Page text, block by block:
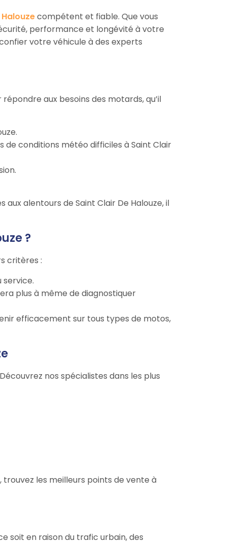
compétent et fiable. Que vous
performance et longévité à votre
votre véhicule à des experts
aux besoins des motards, qu’il
conditions météo difficiles à Saint Clair
alentours de Saint Clair De Halouze, il
?
critères :
service.
plus à même de diagnostiquer
efficacement sur tous types de motos,
nos spécialistes dans les plus
les meilleurs points de vente à
soit en raison du trafic urbain, des